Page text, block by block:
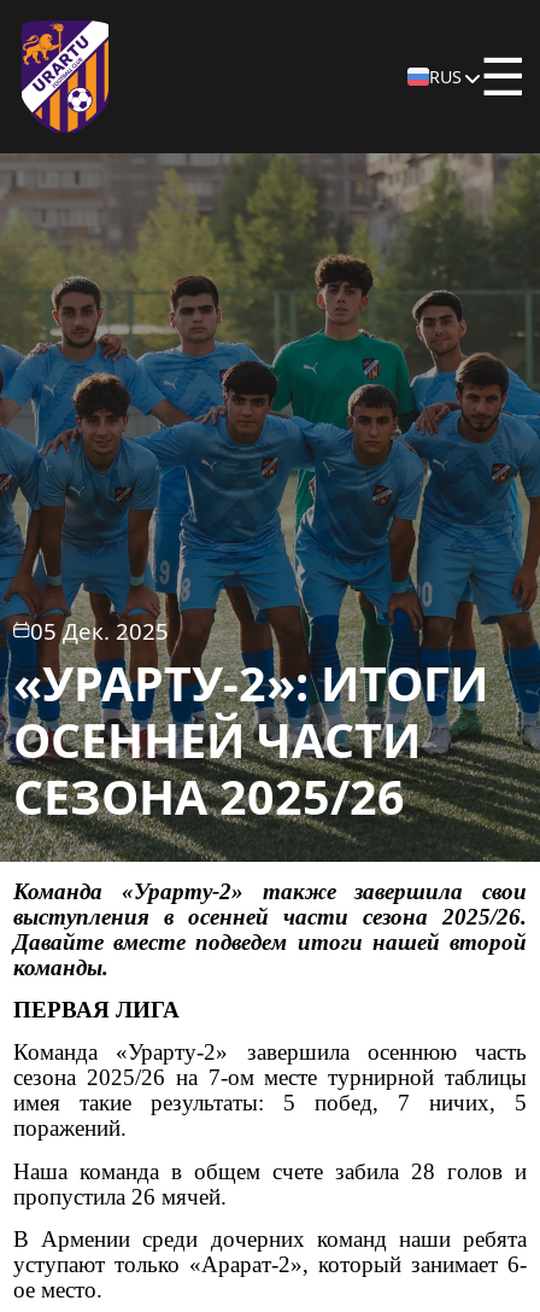
RUS ☰
05 Дек. 2025
«УРАРТУ-2»: ИТОГИ
ОСЕННЕЙ ЧАСТИ
СЕЗОНА 2025/26
Команда «Урарту-2» также завершила свои
выступления в осенней части сезона 2025/26.
Давайте вместе подведем итоги нашей второй
команды.
ПЕРВАЯ ЛИГА
Команда «Урарту-2»
завершила осеннюю часть
сезона 2025/26 на 7-ом месте турнирной таблицы
имея такие результаты: 5 побед, 7 ничих, 5
поражений.
Наша команда в общем счете забила 28 голов и
пропустила 26 мячей.
В Армении среди дочерних команд наши ребята
уступают только «Арарат-2», который занимает 6-
ое место.